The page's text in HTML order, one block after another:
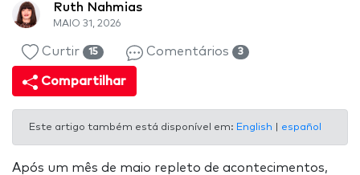
Ruth Nahmias
MAIO 31, 2026
Curtir 15 Comentários 3
Compartilhar
Este artigo também está disponível em: English español
Após um mês de maio repleto de acontecimentos,